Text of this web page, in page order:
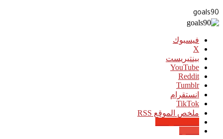
goals90
فيسبوك
‫X
بينتيريست
‫YouTube
انستقرام
‫TikTok
ملخص الموقع RSS